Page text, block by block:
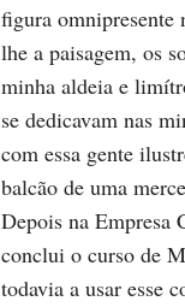
figura omnipresente
lhe a paisagem, os
minha aldeia e
se dedicavam nas
com essa gente
balcão de uma
Depois na Empresa
conclui o curso de
todavia a usar esse